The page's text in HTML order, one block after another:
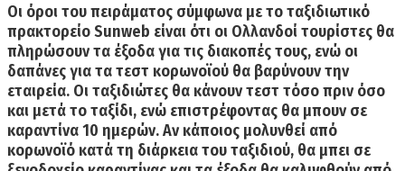
Οι όροι του πειράματος σύμφωνα με το ταξιδιωτικό
πρακτορείο Sunweb είναι ότι οι Ολλανδοί τουρίστες θα
πληρώσουν τα έξοδα για τις διακοπές τους, ενώ οι
δαπάνες για τα τεστ κορωνοϊού θα βαρύνουν την
εταιρεία. Οι ταξιδιώτες θα κάνουν τεστ τόσο πριν όσο
και μετά το ταξίδι, ενώ επιστρέφοντας θα μπουν σε
καραντίνα 10 ημερών. Αν κάποιος μολυνθεί από
κορωνοϊό κατά τη διάρκεια του ταξιδιού, θα μπει σε